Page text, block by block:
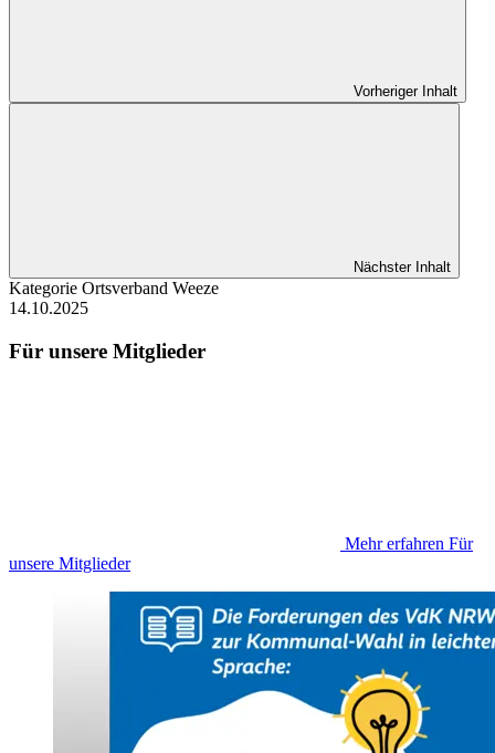
Vorheriger Inhalt
Nächster Inhalt
Kategorie Ortsverband Weeze
14.10.2025
Für unsere Mitglieder
Mehr erfahren Für
unsere Mitglieder